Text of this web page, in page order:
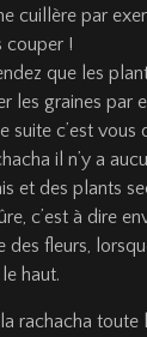
cuillère par
couper !
que les
les graines par
suite c’est vous
il n’y a
et des plants
c’est à dire
des fleurs,
haut.
rachacha